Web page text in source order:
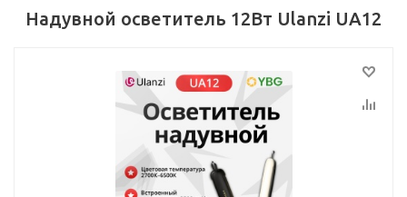
Надувной осветитель 12Вт Ulanzi UA12